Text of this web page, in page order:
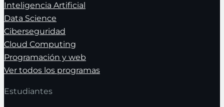
Inteligencia Artificial
Data Science
Ciberseguridad
Cloud Computing
Programación y web
Ver todos los programas
Estudiantes